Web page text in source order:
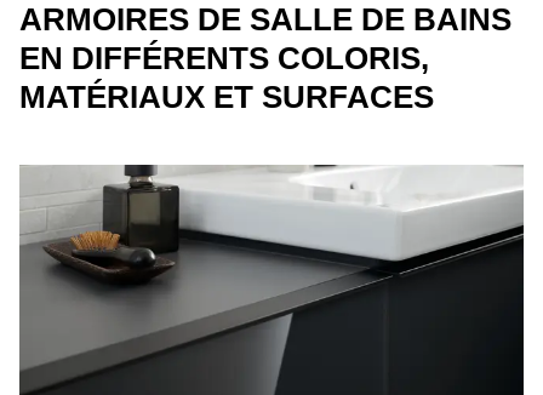
ARMOIRES DE SALLE DE BAINS
EN DIFFÉRENTS COLORIS,
MATÉRIAUX ET SURFACES